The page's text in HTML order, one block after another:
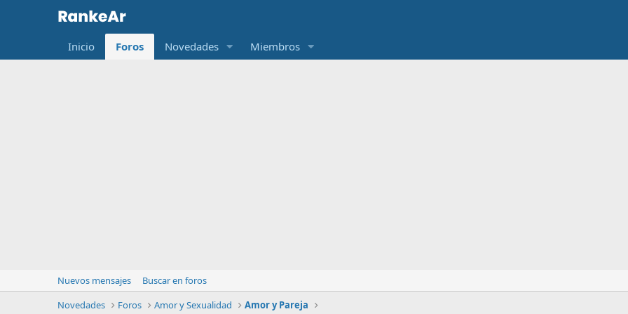
Inicio Foros Novedades Miembros
Nuevos mensajes
Buscar en foros
Novedades
Foros Amor y Sexualidad Amor y Pareja